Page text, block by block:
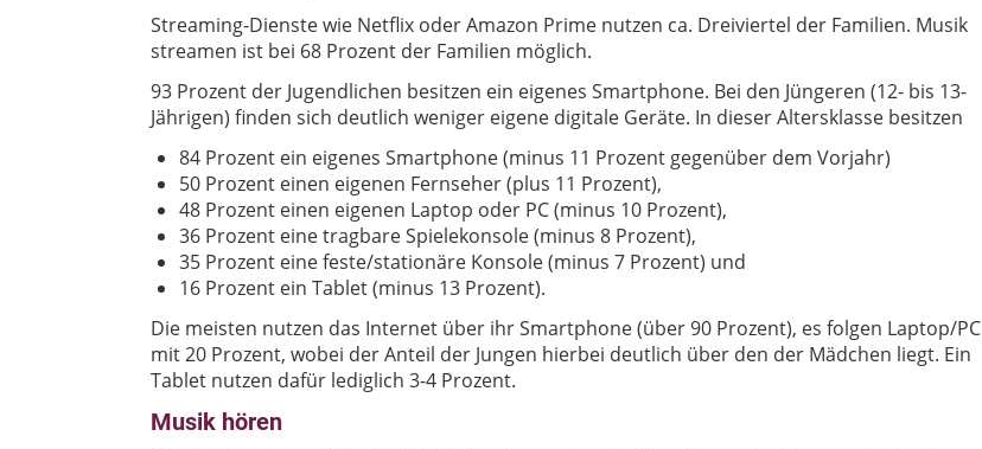
Streaming-Dienste wie Netflix oder Amazon Prime nutzen ca. Dreiviertel der Familien. Musik
streamen ist bei 68 Prozent der Familien möglich.
93 Prozent der Jugendlichen besitzen ein eigenes Smartphone. Bei den Jüngeren (12- bis 13-
Jährigen) finden sich deutlich weniger eigene digitale Geräte. In dieser Altersklasse besitzen
84 Prozent ein eigenes Smartphone (minus 11 Prozent gegenüber dem Vorjahr)
50 Prozent einen eigenen Fernseher (plus 11 Prozent),
48 Prozent einen eigenen Laptop oder PC (minus 10 Prozent),
36 Prozent eine tragbare Spielekonsole (minus 8 Prozent),
35 Prozent eine feste/stationäre Konsole (minus 7 Prozent) und
16 Prozent ein Tablet (minus 13 Prozent).
Die meisten nutzen das Internet über ihr Smartphone (über 90 Prozent), es folgen Laptop/PC
mit 20 Prozent, wobei der Anteil der Jungen hierbei deutlich über den der Mädchen liegt. Ein
Tablet nutzen dafür lediglich 3-4 Prozent.
Musik hören